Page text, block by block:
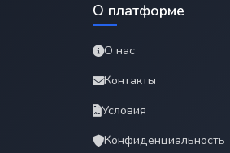
О платформе
О нас
Контакты
Условия
Конфиденциальность